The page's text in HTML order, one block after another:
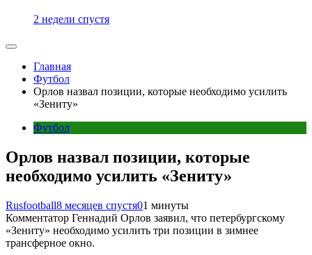
2 недели спустя
Главная
Футбол
Орлов назвал позиции, которые необходимо усилить
«Зениту»
Футбол
Орлов назвал позиции, которые
необходимо усилить «Зениту»
Rusfootball8 месяцев спустя01 минуты
Комментатор Геннадий Орлов заявил, что петербургскому
«Зениту» необходимо усилить три позиции в зимнее
трансферное окно.